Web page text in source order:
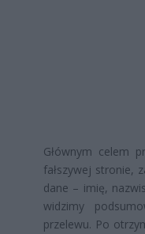
Głównym celem
fałszywej stronie,
dane – imię,
widzimy
przelewu. Po